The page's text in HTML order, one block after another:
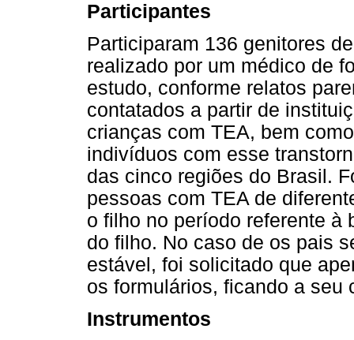
Participantes
Participaram 136 genitores
realizado por um médico de
estudo, conforme relatos
contatados a partir de
crianças com TEA, bem
indivíduos com esse
das cinco regiões do Brasil.
pessoas com TEA de
o filho no período referente à
do filho. No caso de os pais
estável, foi solicitado que
os formulários, ficando a seu
Instrumentos